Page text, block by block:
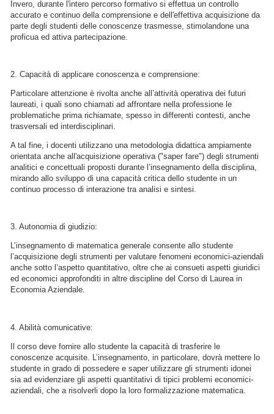
Invero, durante l'intero percorso formativo si effettua un controllo
accurato e continuo della comprensione e dell'effettiva acquisizione da
parte degli studenti delle conoscenze trasmesse, stimolandone una
proficua ed attiva partecipazione.
2. Capacità di applicare conoscenza e comprensione:
Particolare attenzione è rivolta anche all’attività operativa dei futuri
laureati, i quali sono chiamati ad affrontare nella professione le
problematiche prima richiamate, spesso in differenti contesti, anche
trasversali ed interdisciplinari.
A tal fine, i docenti utilizzano una metodologia didattica ampiamente
orientata anche all'acquisizione operativa ("saper fare") degli strumenti
analitici e concettuali proposti durante l’insegnamento della disciplina,
mirando allo sviluppo di una capacità critica dello studente in un
continuo processo di interazione tra analisi e sintesi.
3. Autonomia di giudizio:
L’insegnamento di matematica generale consente allo studente
l’acquisizione degli strumenti per valutare fenomeni economici-aziendali
anche sotto l’aspetto quantitativo, oltre che ai consueti aspetti giuridici
ed economici approfonditi in altre discipline del Corso di Laurea in
Economia Aziendale.
4. Abilità comunicative:
Il corso deve fornire allo studente la capacità di trasferire le
conoscenze acquisite. L’insegnamento, in particolare, dovrà mettere lo
studente in grado di possedere e saper utilizzare gli strumenti idonei
sia ad evidenziare gli aspetti quantitativi di tipici problemi economici-
aziendali, che a risolverli dopo la loro formalizzazione matematica.